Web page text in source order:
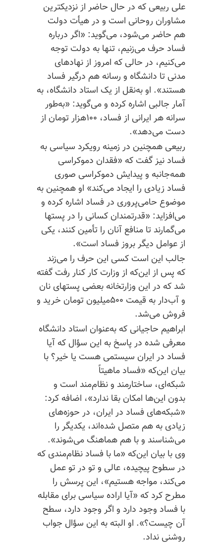
علی ربیعی که در حال حاضر از نزدیکترین
مشاوران روحانی است و در هیأت دولت
هم حاضر می‌شود، می‌گوید: «اگر درباره
فساد حرف می‌زنیم، تنها به دولت توجه
می‌کنیم، در حالی که امروز از نهادهای
مدنی تا دانشگاه و رسانه هم درگیر فساد
هستند». او به‌نقل از یک استاد دانشگاه، به
آمار جالبی اشاره کرده و می‌گوید: «به‌طور
سرانه هر ایرانی از فساد، ۱۰۰هزار تومان از
دست می‌دهد».
ربیعی همچنین در زمینه رویکرد سیاسی به
فساد نیز گفت که «فقدان دموکراسی
همه‌جانبه و پیدایش دموکراسی صوری
فساد زیادی را ایجاد می‌کند» او همچنین به
موضوع حامی‌پروری در فساد اشاره کرده و
می‌افزاید: «قدرتمندان کسانی را در پستها
می‌گمارند تا منافع آنان را تأمین کنند، یکی
از عوامل دیگر بروز فساد است».
جالب این است کسی این حرف را می‌زند
که پس از این‌که از وزارت کار کنار رفت گفته
شد که در این وزارتخانه بعضی پستهای نان
و آب‌دار به قیمت ۵۰۰میلیون تومان خرید و
فروش می‌شد.
ابراهیم حاجیانی که به‌عنوان استاد دانشگاه
معرفی شده در پاسخ به این سؤال که آیا
فساد در ایران سیستمی هست یا خیر؟ با
بیان این‌که «فساد ماهیتاً
شبکه‌ای، ساختارمند و نظام‌مند است و
بدون این‌ها امکان بقا ندارد»، اضافه کرد:
«شبکه‌های فساد در ایران، در حوزه‌های
زیادی به هم متصل شده‌اند، یکدیگر را
می‌شناسند و با هم هماهنگ می‌شوند».
وی با بیان این‌که «ما با فساد نظام‌مندی که
در سطوح پیچیده، عالی و تو در تو عمل
می‌کند، مواجه هستیم»، این پرسش را
مطرح کرد که «آیا اراده سیاسی برای مقابله
با فساد وجود دارد و اگر وجود دارد، سطح
آن چیست؟». او البته به این سؤال جواب
روشنی نداد.